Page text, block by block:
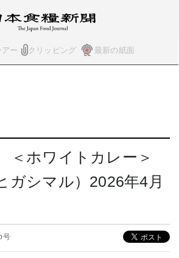
ー クリッピング 最新の紙面
＜ホワイトカレー＞
ガシマル）2026年4月
号